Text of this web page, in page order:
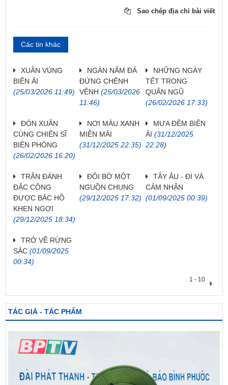
Sao chép địa chỉ bài viết
Các tin khác
XUÂN VÙNG
BIÊN ẢI
(25/03/2026 11:49)
NGÀN NĂM ĐÁ
ĐỨNG CHÊNH
VÊNH (25/03/2026
11:46)
NHỮNG NGÀY
TẾT TRONG
QUÂN NGŨ
(26/02/2026 17:33)
ĐÓN XUÂN
CÙNG CHIẾN SĨ
BIÊN PHÒNG
(26/02/2026 16:20)
NƠI MÀU XANH
MIÊN MẢI
(31/12/2025 22:35)
MƯA ĐÊM BIÊN
ẢI (31/12/2025
22:28)
TRẬN ĐÁNH
ĐẶC CÔNG
ĐƯỢC BÁC HỒ
KHEN NGỢI
(29/12/2025 18:34)
ĐÔI BỜ MỘT
NGUỒN CHUNG
(29/12/2025 17:32)
TÂY ÂU - ĐI VÀ
CẢM NHẬN
(01/09/2025 00:39)
TRỞ VỀ RỪNG
SÁC (01/09/2025
00:34)
1 - 10
TÁC GIẢ - TÁC PHẨM